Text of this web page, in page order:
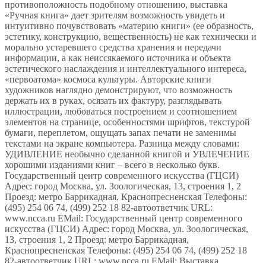
противоположность подобному отношению, выставка
«Ручная книга» дает зрителям возможность увидеть и
интуитивно почувствовать «материю книги» (ее образность,
эстетику, конструкцию, вещественность) не как технически и
морально устаревшего средства хранения и передачи
информации, а как неиссякаемого источника и объекта
эстетического наслаждения и интеллектуального интереса,
«первоатома» космоса культуры. Авторские книги
художников наглядно демонстрируют, что возможность
держать их в руках, осязать их фактуру, разглядывать
иллюстрации, любоваться построением и соотношением
элементов на странице, особенностями шрифтов, текстурой
бумаги, переплетом, ощущать запах печати не заменимы
текстами на экране компьютера. Разница между словами:
УДИВЛЕНИЕ необычно сделанной книгой и УВЛЕЧЕНИЕ
хорошими изданиями книг – всего в несколько букв.
Государственный центр современного искусства (ГЦСИ)
Адрес: город Москва, ул. Зоологическая, 13, строения 1, 2
Проезд: метро Баррикадная, Краснопресненская Телефоны:
(495) 254 06 74, (499) 252 18 82-автоответчик URL:
www.ncca.ru EMail: Государственный центр современного
искусства (ГЦСИ) Адрес: город Москва, ул. Зоологическая,
13, строения 1, 2 Проезд: метро Баррикадная,
Краснопресненская Телефоны: (495) 254 06 74, (499) 252 18
82-автоответчик URL: www.ncca.ru EMail: Выставка